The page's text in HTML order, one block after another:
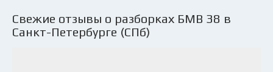
Свежие отзывы о разборках БМВ З8 в
Санкт-Петербурге (СПб)